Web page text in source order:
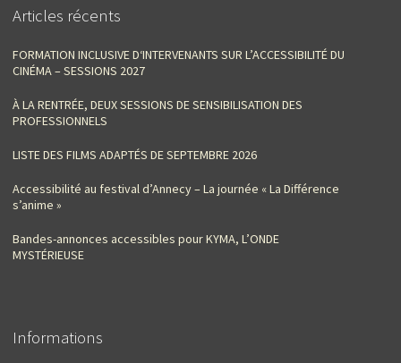
Articles récents
FORMATION INCLUSIVE D‘INTERVENANTS SUR L’ACCESSIBILITÉ DU
CINÉMA – SESSIONS 2027
À LA RENTRÉE, DEUX SESSIONS DE SENSIBILISATION DES
PROFESSIONNELS
LISTE DES FILMS ADAPTÉS DE SEPTEMBRE 2026
Accessibilité au festival d’Annecy – La journée « La Différence
s’anime »
Bandes-annonces accessibles pour KYMA, L’ONDE
MYSTÉRIEUSE
Informations